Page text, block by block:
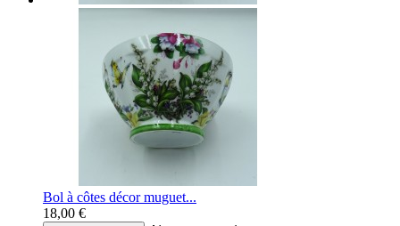
Bol à côtes décor muguet...
18,00 €